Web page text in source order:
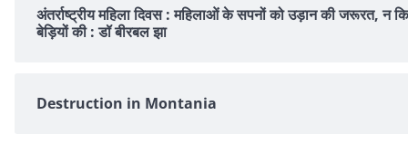
अंतर्राष्ट्रीय महिला दिवस : महिलाओं के सपनों को उड़ान की जरूरत, न कि
बेड़ियों की : डॉ बीरबल झा
Destruction in Montania